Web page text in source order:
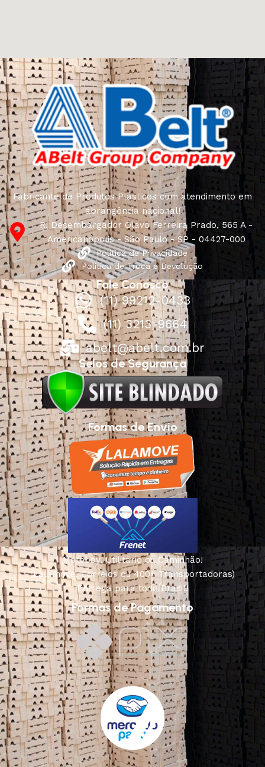
Fabricante de Produtos Plásticos com atendimento em
abrangência nacional!
R. Desembargador Olavo Ferreira Prado, 565 A -
Americanópolis - São Paulo - SP - 04427-000
Política de Privacidade
Política de Troca e Devolução
Fale Conosco
(11) 99212-0433
(11) 3213-9664
abelt@abelt.com.br
Selos de Segurança
Formas de Envio
Motoboy, Utilitário ou Caminhão!
(Lalamove, Correios ou 400+ Transportadoras)
Entrega para todo Brasil!
Formas de Pagamento